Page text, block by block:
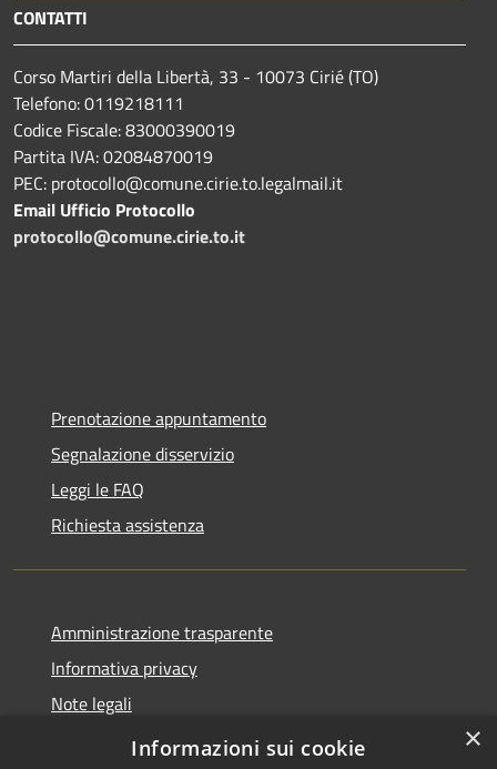
CONTATTI
Corso Martiri della Libertà, 33 - 10073 Cirié (TO)
Telefono: 0119218111
Codice Fiscale: 83000390019
Partita IVA: 02084870019
PEC: protocollo@comune.cirie.to.legalmail.it
Email Ufficio Protocollo
protocollo@comune.cirie.to.it
Prenotazione appuntamento
Segnalazione disservizio
Leggi le FAQ
Richiesta assistenza
Amministrazione trasparente
Informativa privacy
Note legali
Dichiarazione di accessibilità
×
Informazioni sui cookie